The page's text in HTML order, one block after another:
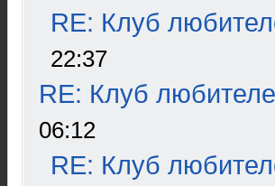
RE: Клуб
22:37
RE: Клуб
06:12
RE: Клуб